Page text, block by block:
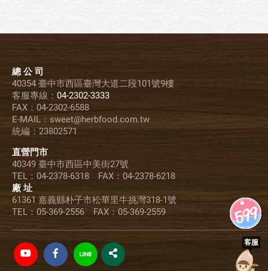
總 公 司
40354 臺中市西區臺灣大道二段101號9樓
客服專線： 04-2302-3333
FAX：04-2302-6588
E-MAIL：sweet@herbfood.com.tw
統編：23802571
直營門市
40349 臺中市西區中美街27號
TEL：04-2378-6318 FAX：04-2378-6218
廠 址
61361 嘉義縣朴子市松華里牛挑灣318-1號
TEL：05-369-2556 FAX：05-369-2559